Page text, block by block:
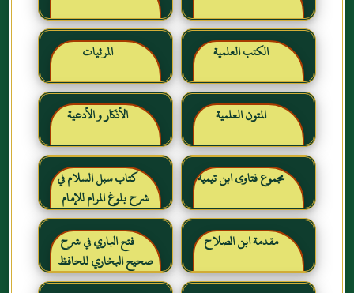
الكتب العلمية المرئيات
المتون العلمية الأذكار و الأدعية
مجموع فتاوى ابن تيمية
كتاب سبل السلام في
شرح بلوغ المرام للإمام
الصنعاني رحمه الله
مقدمة ابن الصلاح
فتح الباري في شرح
صحيح البخاري للحافظ
ابن حجر العسقلاني